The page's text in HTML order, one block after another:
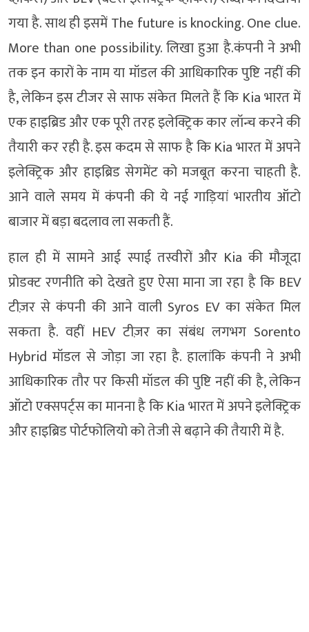
गया है. साथ ही इसमें The future is knocking. One clue.
More than one possibility. लिखा हुआ है.कंपनी ने अभी
तक इन कारों के नाम या मॉडल की आधिकारिक पुष्टि नहीं की
है, लेकिन इस टीजर से साफ संकेत मिलते हैं कि Kia भारत में
एक हाइब्रिड और एक पूरी तरह इलेक्ट्रिक कार लॉन्च करने की
तैयारी कर रही है. इस कदम से साफ है कि Kia भारत में अपने
इलेक्ट्रिक और हाइब्रिड सेगमेंट को मजबूत करना चाहती है.
आने वाले समय में कंपनी की ये नई गाड़ियां भारतीय ऑटो
बाजार में बड़ा बदलाव ला सकती हैं.
हाल ही में सामने आई स्पाई तस्वीरों और Kia की मौजूदा
प्रोडक्ट रणनीति को देखते हुए ऐसा माना जा रहा है कि BEV
टीज़र से कंपनी की आने वाली Syros EV का संकेत मिल
सकता है. वहीं HEV टीज़र का संबंध लगभग Sorento
Hybrid मॉडल से जोड़ा जा रहा है. हालांकि कंपनी ने अभी
आधिकारिक तौर पर किसी मॉडल की पुष्टि नहीं की है, लेकिन
ऑटो एक्सपर्ट्स का मानना है कि Kia भारत में अपने इलेक्ट्रिक
और हाइब्रिड पोर्टफोलियो को तेजी से बढ़ाने की तैयारी में है.